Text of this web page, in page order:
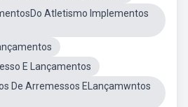
Atletismo Implementos
E Lançamentos
De Arremessos ELançamwntos